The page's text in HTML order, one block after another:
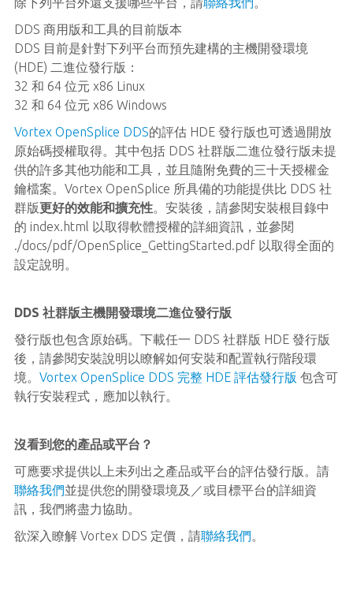
DDS 商用版和工具的目前版本
DDS 目前是針對下列平台而預先建構的主機開發環境
(HDE) 二進位發行版：
32 和 64 位元 x86 Linux
32 和 64 位元 x86 Windows
Vortex OpenSplice DDS的評估 HDE 發行版也可透過開放
原始碼授權取得。其中包括 DDS 社群版二進位發行版未提
供的許多其他功能和工具，並且隨附免費的三十天授權金
鑰檔案。Vortex OpenSplice 所具備的功能提供比 DDS 社
群版更好的效能和擴充性。安裝後，請參閱安裝根目錄中
的 index.html 以取得軟體授權的詳細資訊，並參閱
./docs/pdf/OpenSplice_GettingStarted.pdf 以取得全面的
設定說明。
DDS 社群版主機開發環境二進位發行版
發行版也包含原始碼。下載任一 DDS 社群版 HDE 發行版
後，請參閱安裝說明以瞭解如何安裝和配置執行階段環
境。 Vortex OpenSplice DDS 完整 HDE 評估發行版 包含可
執行安裝程式，應加以執行。
沒看到您的產品或平台？
可應要求提供以上未列出之產品或平台的評估發行版。請
聯絡我們並提供您的開發環境及／或目標平台的詳細資
訊，我們將盡力協助。
欲深入瞭解 Vortex DDS 定價，請聯絡我們​。